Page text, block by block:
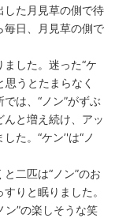
した月見草の側で待
毎日、月見草の側で
した。迷った“ケ
思うとたまらなく
は、“ノン”がずぶ
と増え続け、アッ
た。“ケン’'は“ノ
二匹は“ノン”のお
りと眠りました。
ン”の楽しそうな笑